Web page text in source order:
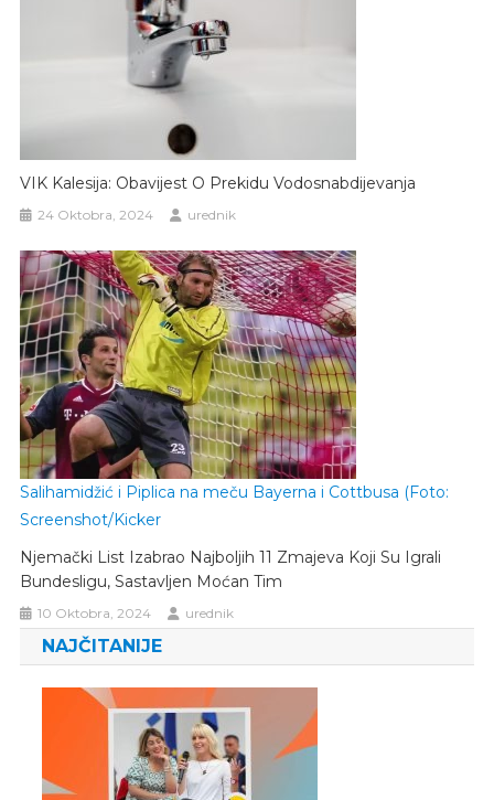
VIK Kalesija: Obavijest O Prekidu Vodosnabdijevanja
24 Oktobra, 2024 urednik
Salihamidžić i Piplica na meču Bayerna i Cottbusa (Foto:
Screenshot/Kicker
Njemački List Izabrao Najboljih 11 Zmajeva Koji Su Igrali
Bundesligu, Sastavljen Moćan Tim
10 Oktobra, 2024 urednik
NAJČITANIJE